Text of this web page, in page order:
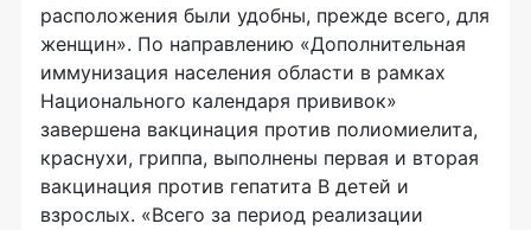
расположения были удобны, прежде всего, для
женщин». По направлению «Дополнительная
иммунизация населения области в рамках
Национального календаря прививок»
завершена вакцинация против полиомиелита,
краснухи, гриппа, выполнены первая и вторая
вакцинация против гепатита В детей и
взрослых. «Всего за период реализации